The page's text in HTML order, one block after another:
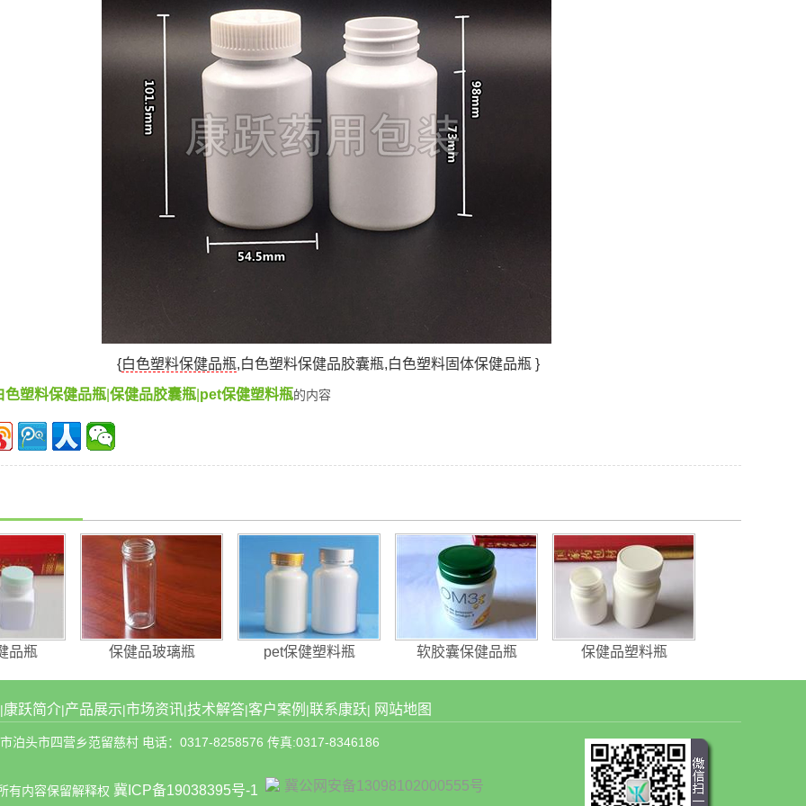
{白色塑料保健品瓶,白色塑料保健品胶囊瓶,白色塑料固体保健品瓶 }
色塑料保健品瓶 保健品胶囊瓶 pet保健塑料瓶的内容
品瓶 保健品玻璃瓶 pet保健塑料瓶 软胶囊保健品瓶 保健品塑料瓶
|康跃简介|产品展示|市场资讯|技术解答|客户案例 |联系康跃| 网站地图
泊头市四营乡范留慈村 电话：0317-8258576 传真:0317-8346186
有内容保留解释权 冀ICP备19038395号-1 冀公网安备13098102000555号